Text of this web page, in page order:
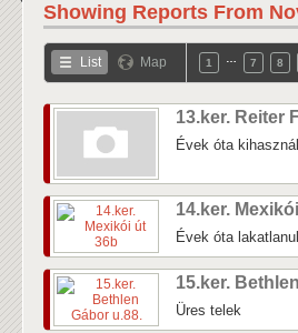
Showing Reports From
List Map 1 7 8
13.ker. Reiter
Évek óta
14.ker.
Évek óta
15.ker.
Üres telek